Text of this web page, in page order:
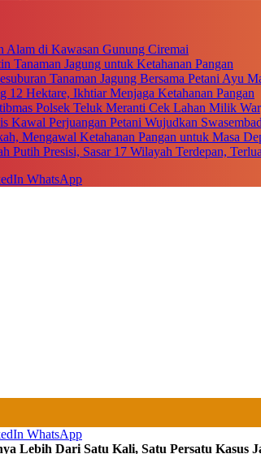
Alam di Kawasan Gunung Ciremai
Tanaman Jagung untuk Ketahanan Pangan
Tanaman Jagung Bersama Petani Ayu
12 Hektare, Ikhtiar Menjaga Ketahanan Pangan
Polsek Teluk Meranti Cek Lahan Milik
Perjuangan Petani Wujudkan
Mengawal Ketahanan Pangan untuk Masa
Putih Presisi, Sasar 17 Wilayah Terdepan,
WhatsApp
WhatsApp
Lebih Dari Satu Kali, Satu Persatu Kasus